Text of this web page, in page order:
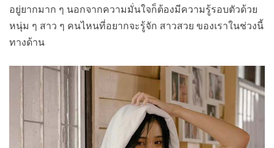
อยู่ยากมาก ๆ นอกจากความมั่นใจก็ต้องมีความรู้รอบตัวด้วย
หนุ่ม ๆ สาว ๆ คนไหนที่อยากจะรู้จัก สาวสวย ของเราในช่วงนี้
ทางด้าน